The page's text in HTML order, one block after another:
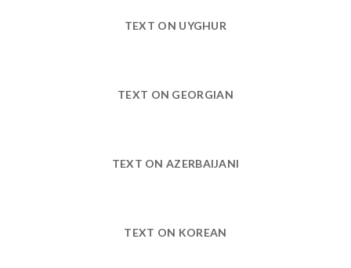
TEXT ON UYGHUR
TEXT ON GEORGIAN
TEXT ON AZERBAIJANI
TEXT ON KOREAN